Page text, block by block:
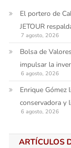
El portero de
JETOUR
7 agosto, 2026
Bolsa de
impulsar la
6 agosto, 2026
Enrique Gómez
conservadora y
6 agosto, 2026
ARTÍCULOS